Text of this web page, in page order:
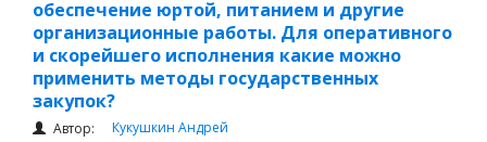
обеспечение юртой, питанием и другие
организационные работы. Для оперативного
и скорейшего исполнения какие можно
применить методы государственных
закупок?
Автор:
Кукушкин Андрей